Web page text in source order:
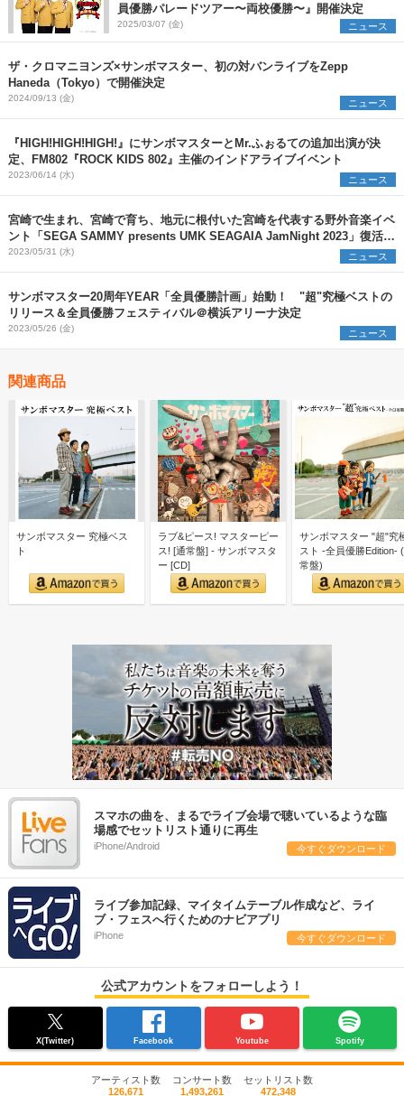
員優勝パレードツアー〜両校優勝〜』開催決定
2025/03/07 (金) ニュース
ザ・クロマニヨンズ×サンボマスター、初の対バンライブをZepp
Haneda（Tokyo）で開催決定
2024/09/13 (金) ニュース
『HIGH!HIGH!HIGH!』にサンボマスターとMr.ふぉるての追加出演が決
定、FM802『ROCK KIDS 802』主催のインドアライブイベント
2023/06/14 (水) ニュース
宮崎で生まれ、宮崎で育ち、地元に根付いた宮崎を代表する野外音楽イベ
ント「SEGA SAMMY presents UMK SEAGAIA JamNight 2023」復活開
催！
2023/05/31 (水) ニュース
サンボマスター20周年YEAR「全員優勝計画」始動！ "超"究極ベストの
リリース＆全員優勝フェスティバル＠横浜アリーナ決定
2023/05/26 (金) ニュース
関連商品
サンボマスター 究極ベス
ト
ラブ&ピース! マスターピー
ス! [通常盤] - サンボマスタ
ー [CD]
サンボマスター "超"究
スト -全員優勝Edition-
常盤)
スマホの曲を、まるでライブ会場で聴いているような臨
場感でセットリスト通りに再生
iPhone/Android 今すぐダウンロード
ライブ参加記録、マイタイムテーブル作成など、ライ
ブ・フェスへ行くためのナビアプリ
iPhone 今すぐダウンロード
公式アカウントをフォローしよう！
X(Twitter) Facebook Youtube Spotify
アーティスト数
126,671
コンサート数
1,493,261
セットリスト数
472,348